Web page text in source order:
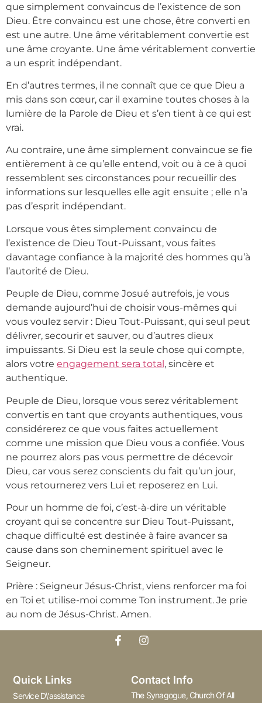
que simplement convaincus de l’existence de son
Dieu. Être convaincu est une chose, être converti en
est une autre. Une âme véritablement convertie est
une âme croyante. Une âme véritablement convertie
a un esprit indépendant.
En d’autres termes, il ne connaît que ce que Dieu a
mis dans son cœur, car il examine toutes choses à la
lumière de la Parole de Dieu et s’en tient à ce qui est
vrai.
Au contraire, une âme simplement convaincue se fie
entièrement à ce qu’elle entend, voit ou à ce à quoi
ressemblent ses circonstances pour recueillir des
informations sur lesquelles elle agit ensuite ; elle n’a
pas d’esprit indépendant.
Lorsque vous êtes simplement convaincu de
l’existence de Dieu Tout-Puissant, vous faites
davantage confiance à la majorité des hommes qu’à
l’autorité de Dieu.
Peuple de Dieu, comme Josué autrefois, je vous
demande aujourd’hui de choisir vous-mêmes qui
vous voulez servir : Dieu Tout-Puissant, qui seul peut
délivrer, secourir et sauver, ou d’autres dieux
impuissants. Si Dieu est la seule chose qui compte,
alors votre engagement sera total, sincère et
authentique.
Peuple de Dieu, lorsque vous serez véritablement
convertis en tant que croyants authentiques, vous
considérerez ce que vous faites actuellement
comme une mission que Dieu vous a confiée. Vous
ne pourrez alors pas vous permettre de décevoir
Dieu, car vous serez conscients du fait qu’un jour,
vous retournerez vers Lui et reposerez en Lui.
Pour un homme de foi, c’est-à-dire un véritable
croyant qui se concentre sur Dieu Tout-Puissant,
chaque difficulté est destinée à faire avancer sa
cause dans son cheminement spirituel avec le
Seigneur.
Prière : Seigneur Jésus-Christ, viens renforcer ma foi
en Toi et utilise-moi comme Ton instrument. Je prie
au nom de Jésus-Christ. Amen.
Quick Links
Service D\’assistance
Contact Info
The Synagogue, Church Of All